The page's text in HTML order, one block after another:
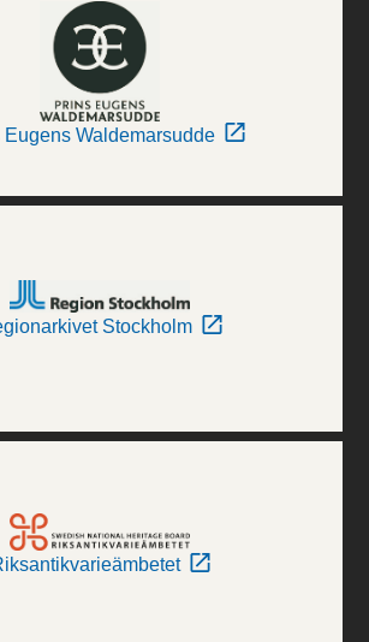
Eugens Waldemarsudde
Stockholm